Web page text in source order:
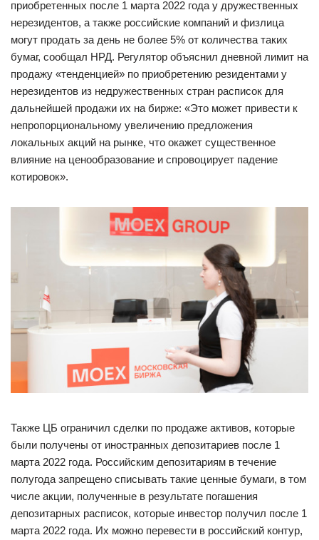
приобретенных после 1 марта 2022 года у дружественных
нерезидентов, а также российские компаний и физлица
могут продать за день не более 5% от количества таких
бумаг, сообщал НРД. Регулятор объяснил дневной лимит на
продажу «тенденцией» по приобретению резидентами у
нерезидентов из недружественных стран расписок для
дальнейшей продажи их на бирже: «Это может привести к
непропорциональному увеличению предложения
локальных акций на рынке, что окажет существенное
влияние на ценообразование и спровоцирует падение
котировок».
Также ЦБ ограничил сделки по продаже активов, которые
были получены от иностранных депозитариев после 1
марта 2022 года. Российским депозитариям в течение
полугода запрещено списывать такие ценные бумаги, в том
числе акции, полученные в результате погашения
депозитарных расписок, которые инвестор получил после 1
марта 2022 года. Их можно перевести в российский контур,